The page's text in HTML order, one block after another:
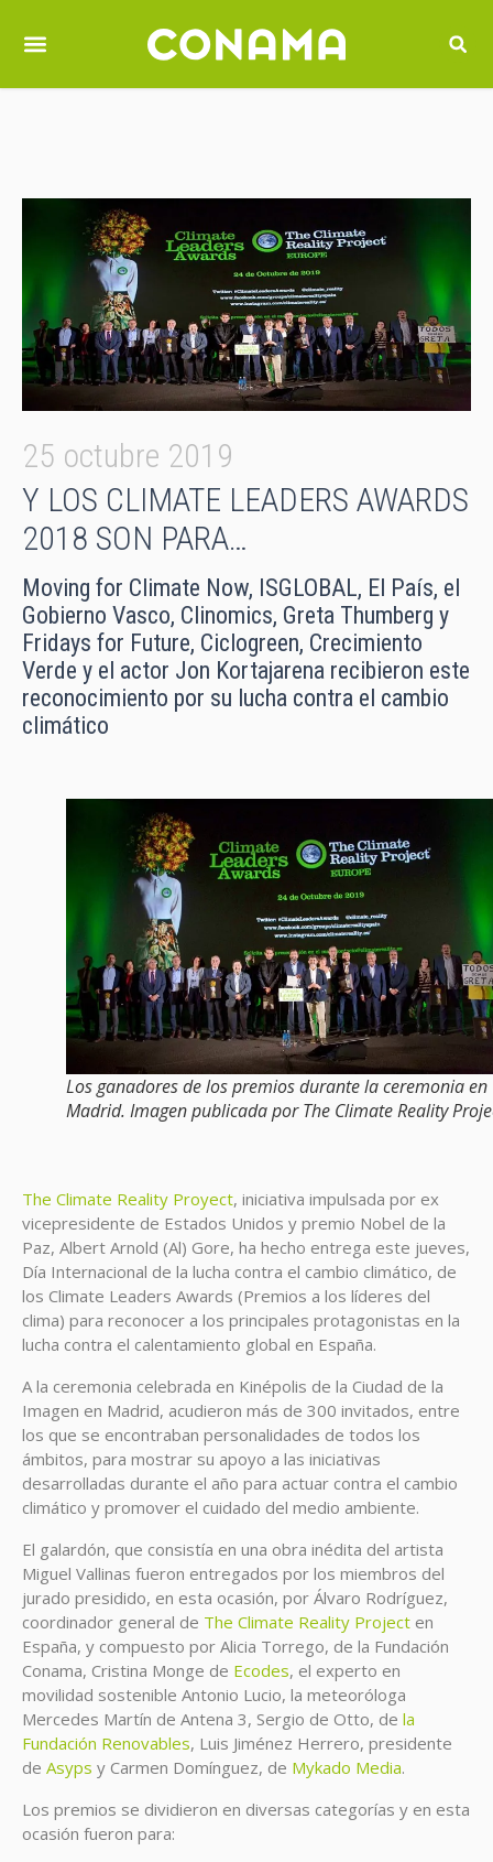
25 octubre 2019
Y LOS CLIMATE LEADERS AWARDS
2018 SON PARA…
Moving for Climate Now, ISGLOBAL, El País, el
Gobierno Vasco, Clinomics, Greta Thumberg y
Fridays for Future, Ciclogreen, Crecimiento
Verde y el actor Jon Kortajarena recibieron este
reconocimiento por su lucha contra el cambio
climático
Los ganadores de los premios durante la ceremonia en
Madrid. Imagen publicada por The Climate Reality
The Climate Reality Proyect, iniciativa impulsada por ex
vicepresidente de Estados Unidos y premio Nobel de la
Paz, Albert Arnold (Al) Gore, ha hecho entrega este jueves,
Día Internacional de la lucha contra el cambio climático, de
los Climate Leaders Awards (Premios a los líderes del
clima) para reconocer a los principales protagonistas en la
lucha contra el calentamiento global en España.
A la ceremonia celebrada en Kinépolis de la Ciudad de la
Imagen en Madrid, acudieron más de 300 invitados, entre
los que se encontraban personalidades de todos los
ámbitos, para mostrar su apoyo a las iniciativas
desarrolladas durante el año para actuar contra el cambio
climático y promover el cuidado del medio ambiente.
El galardón, que consistía en una obra inédita del artista
Miguel Vallinas fueron entregados por los miembros del
jurado presidido, en esta ocasión, por Álvaro Rodríguez,
coordinador general de The Climate Reality Project en
España, y compuesto por Alicia Torrego, de la Fundación
Conama, Cristina Monge de Ecodes, el experto en
movilidad sostenible Antonio Lucio, la meteoróloga
Mercedes Martín de Antena 3, Sergio de Otto, de la
Fundación Renovables, Luis Jiménez Herrero, presidente
de Asyps y Carmen Domínguez, de Mykado Media.
Los premios se dividieron en diversas categorías y en esta
ocasión fueron para: